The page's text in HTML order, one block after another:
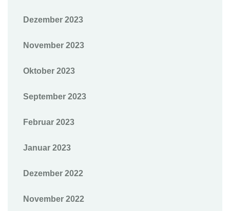
Dezember 2023
November 2023
Oktober 2023
September 2023
Februar 2023
Januar 2023
Dezember 2022
November 2022